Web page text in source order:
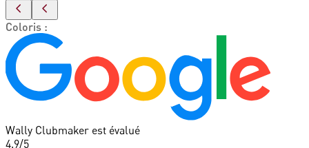
Coloris :
Wally Clubmaker est évalué
4.9/5